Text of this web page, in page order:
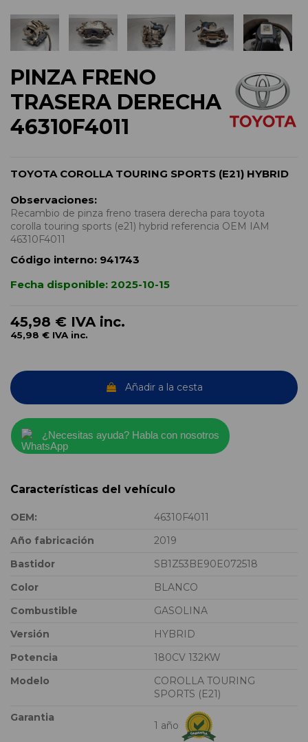
PINZA FRENO
TRASERA DERECHA
46310F4011
TOYOTA COROLLA TOURING SPORTS (E21) HYBRID
Observaciones:
Recambio de pinza freno trasera derecha para toyota
corolla touring sports (e21) hybrid referencia OEM IAM
46310F4011
Código interno: 941743
Fecha disponible: 2025-10-15
45,98 € IVA inc.
45,98 € IVA inc.
Añadir a la cesta
¿Necesitas ayuda? Habla con nosotros
Características del vehículo
OEM:
46310F4011
Año fabricación
2019
Bastidor
SB1Z53BE90E072518
Color
BLANCO
Combustible
GASOLINA
Versión
HYBRID
Potencia
180CV 132KW
Modelo
COROLLA TOURING
SPORTS (E21)
Garantia
1 año